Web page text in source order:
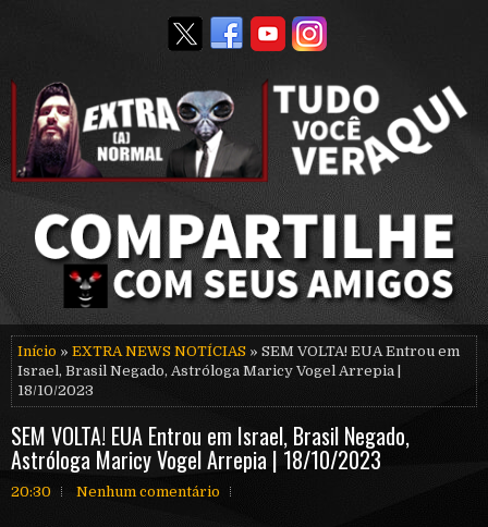
Início » EXTRA NEWS NOTÍCIAS » SEM VOLTA! EUA Entrou em
Israel, Brasil Negado, Astróloga Maricy Vogel Arrepia |
18/10/2023
SEM VOLTA! EUA Entrou em Israel, Brasil Negado,
Astróloga Maricy Vogel Arrepia | 18/10/2023
20:30 Nenhum comentário